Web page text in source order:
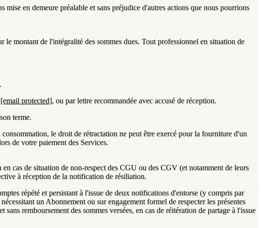
en demeure préalable et sans préjudice d'autres actions que nous pourrions
montant de l'intégralité des sommes dues. Tout professionnel en situation de
[email protected], ou par lettre recommandée avec accusé de réception.
terme.
le droit de rétractation ne peut être exercé pour la fourniture d'un
de votre paiement des Services.
cas de situation de non-respect des CGU ou des CGV (et notamment de leurs
à réception de la notification de résiliation.
répété et persistant à l'issue de deux notifications d'entorse (y compris par
un Abonnement ou sur engagement formel de respecter les présentes
remboursement des sommes versées, en cas de réitération de partage à l'issue